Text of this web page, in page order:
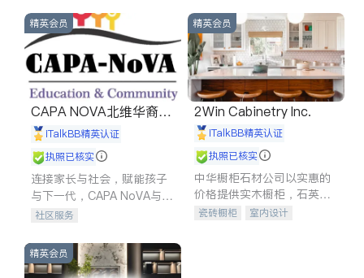
建筑合同、刑事案件全包办
信托/遗嘱
商业
索赔
律师-其它 保释
精英会员
CAPA NOVA北维华裔家
长会iTalkBB精英认证
执照已核实
连接家长与社会，赋能孩子
与下一代，CAPA NoVA与您
携手建设包容、公平、充满
社区服务
精英会员
2Win Cabinetry Inc.
iTalkBB精英认证
执照已核实
中华橱柜石材公司以实惠的
价格提供实木橱柜，石英石
台面，多种优质不锈钢水
瓷砖橱柜
室内设计
精英会员